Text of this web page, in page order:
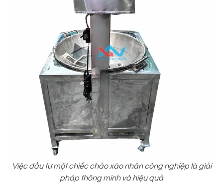
Việc đầu tư một chiếc chảo xào nhân công nghiệp là giải
pháp thông minh và hiệu quả